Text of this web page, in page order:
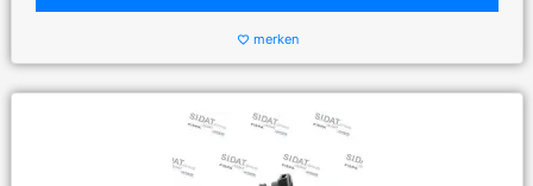
favorite_border merken